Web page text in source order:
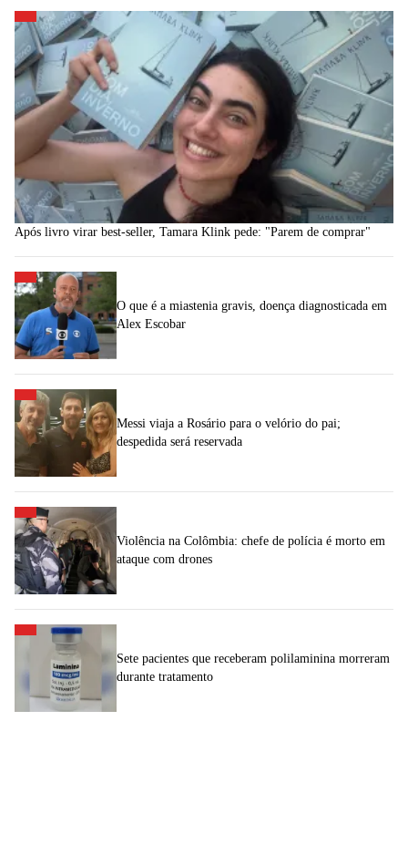
Após livro virar best-seller, Tamara Klink pede: "Parem de comprar"
O que é a miastenia gravis, doença diagnosticada em
Alex Escobar
Messi viaja a Rosário para o velório do pai;
despedida será reservada
Violência na Colômbia: chefe de polícia é morto em
ataque com drones
Sete pacientes que receberam polilaminina morreram
durante tratamento